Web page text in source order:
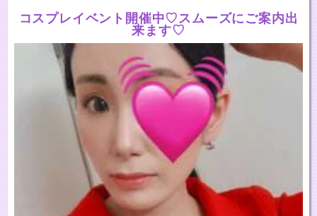
コスプレイベント開催中♡スムーズにご案内出
来ます♡